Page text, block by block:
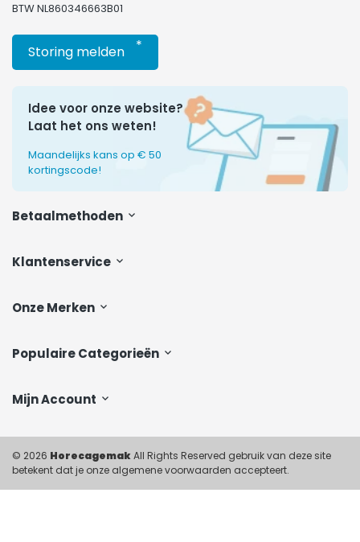
Klantenservice
Onze Merken
Populaire Categorieën
Mijn Account
BTW NL860346663B01
Storing melden *
Idee voor onze website?
Laat het ons weten!
Maandelijks kans op € 50
kortingscode!
Betaalmethoden
© 2026 HorecagemakAll Rights Reserved gebruik van deze site
betekent dat je onze algemene voorwaarden accepteert.